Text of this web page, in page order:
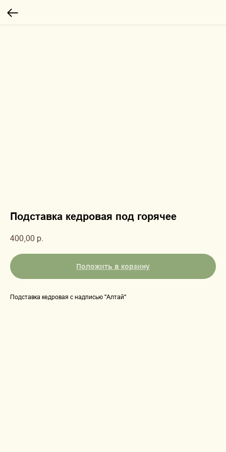
Подставка кедровая под горячее
400,00 р.
Положить в корзину
Подставка кедровая с надписью "Алтай"